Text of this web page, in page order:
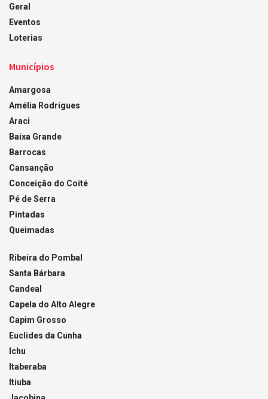
Geral
Eventos
Loterias
Municípios
Amargosa
Amélia Rodrigues
Araci
Baixa Grande
Barrocas
Cansanção
Conceição do Coité
Pé de Serra
Pintadas
Queimadas
Ribeira do Pombal
Santa Bárbara
Candeal
Capela do Alto Alegre
Capim Grosso
Euclides da Cunha
Ichu
Itaberaba
Itiuba